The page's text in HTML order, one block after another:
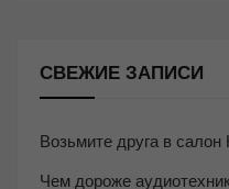
СВЕЖИЕ ЗАПИСИ
Возьмите друга в салон
Чем дороже